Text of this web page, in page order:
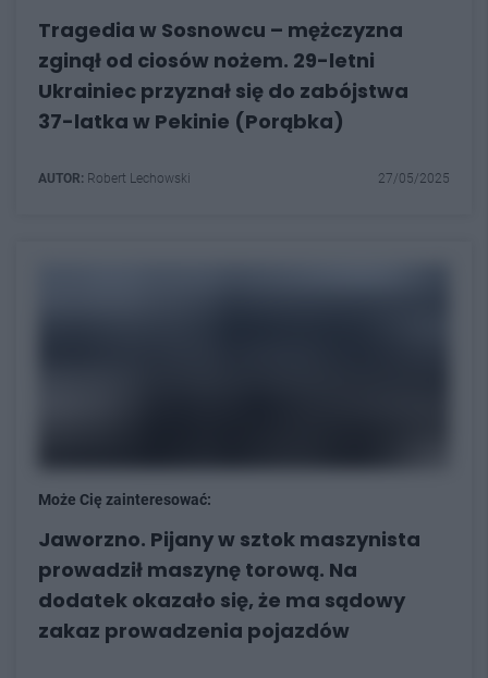
Tragedia w Sosnowcu – mężczyzna
zginął od ciosów nożem. 29-letni
Ukrainiec przyznał się do zabójstwa
37-latka w Pekinie (Porąbka)
AUTOR: Robert Lechowski 27/05/2025
Może Cię zainteresować:
Jaworzno. Pijany w sztok maszynista
prowadził maszynę torową. Na
dodatek okazało się, że ma sądowy
zakaz prowadzenia pojazdów